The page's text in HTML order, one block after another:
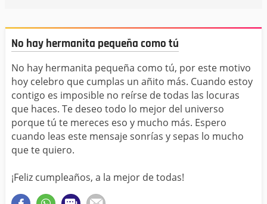
No hay hermanita pequeña como tú
No hay hermanita pequeña como tú, por este motivo
hoy celebro que cumplas un añito más. Cuando estoy
contigo es imposible no reírse de todas las locuras
que haces. Te deseo todo lo mejor del universo
porque tú te mereces eso y mucho más. Espero
cuando leas este mensaje sonrías y sepas lo mucho
que te quiero.
¡Feliz cumpleaños, a la mejor de todas!